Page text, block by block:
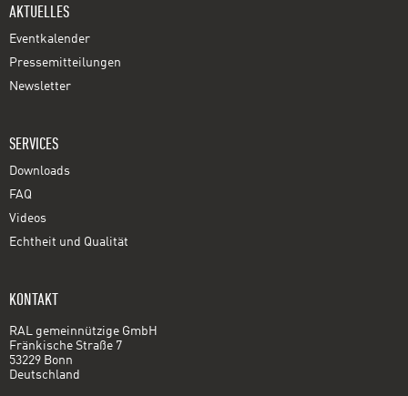
AKTUELLES
Eventkalender
Pressemitteilungen
Newsletter
SERVICES
Downloads
FAQ
Videos
Echtheit und Qualität
KONTAKT
RAL gemeinnützige GmbH
Fränkische Straße 7
53229 Bonn
Deutschland